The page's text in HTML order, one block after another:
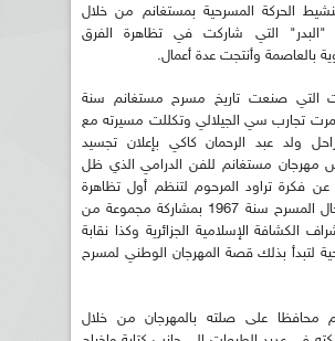
الحركة المسرحية بمستغانم من خلال
"البدر" التي شاركت في تظاهرة الفرق
بالعاصمة وأنتجت عدة أعمال.
التي صنعت تاريخ مسرح مستغانم سنة
أثمرت تجارب سي الجيلالي وتكللت مسيرته مع
ولد عبد الرحمان كاكي بإعلان تجسيد
مهرجان مستغانم للفن الدرامي الذي ظل
عن فكرة تراود المرحوم لتنظم أول تظاهرة
ثقافية في مجال المسرح سنة 1967 بمشاركة مجموعة من
الكشافة الإسلامية الجزائرية وكذا نقابة
لتبدأ بذلك قصة المهرجان الوطني لمسرح
محافظا على صلته بالمهرجان من خلال